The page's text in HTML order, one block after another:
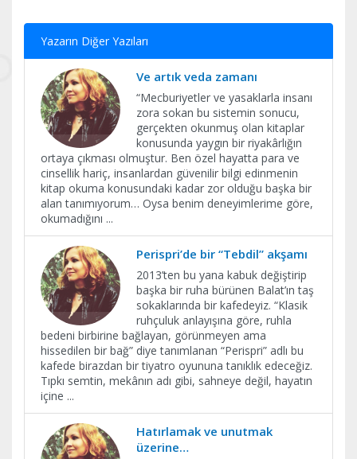
Yazarın Diğer Yazıları
Ve artık veda zamanı
​“Mecburiyetler ve yasaklarla insanı
zora sokan bu sistemin sonucu,
gerçekten okunmuş olan kitaplar
konusunda yaygın bir riyakârlığın
ortaya çıkması olmuştur. Ben özel hayatta para ve
cinsellik hariç, insanlardan güvenilir bilgi edinmenin
kitap okuma konusundaki kadar zor olduğu başka bir
alan tanımıyorum… Oysa benim deneyimlerime göre,
okumadığını ...
Perispri’de bir “Tebdil” akşamı
2013’ten bu yana kabuk değiştirip
başka bir ruha bürünen Balat’ın taş
sokaklarında bir kafedeyiz. “Klasik
ruhçuluk anlayışına göre, ruhla
bedeni birbirine bağlayan, görünmeyen ama
hissedilen bir bağ” diye tanımlanan “Perispri” adlı bu
kafede birazdan bir tiyatro oyununa tanıklık edeceğiz.
Tıpkı semtin, mekânın adı gibi, sahneye değil, hayatın
içine ...
Hatırlamak ve unutmak
üzerine…